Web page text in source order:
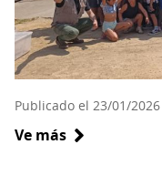
Publicado el 23/01/2026
Ve más sobre